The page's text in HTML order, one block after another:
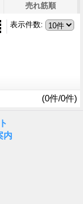
売れ筋順
表示件数:
(0件/0件)
内